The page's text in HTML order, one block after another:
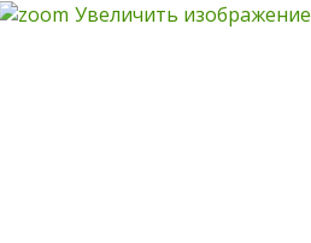
Увеличить изображение